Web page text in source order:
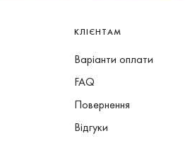
КЛІЄНТАМ
Варіанти оплати
FAQ
Повернення
Відгуки